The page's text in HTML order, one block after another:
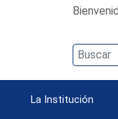
La Institución